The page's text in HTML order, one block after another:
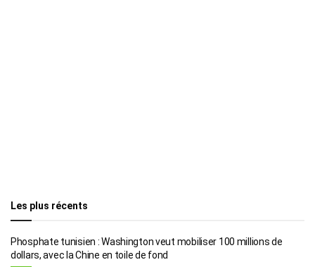
Les plus récents
Phosphate tunisien : Washington veut mobiliser 100 millions de
dollars, avec la Chine en toile de fond